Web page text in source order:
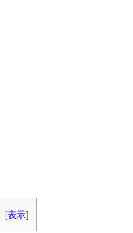
[表示]